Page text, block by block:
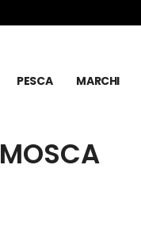
PESCA MARCHI
MOSCA